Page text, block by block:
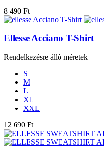
8 490 Ft
Ellesse Acciano T-Shirt
Rendelkezésre álló méretek
S
M
L
XL
XXL
12 690 Ft